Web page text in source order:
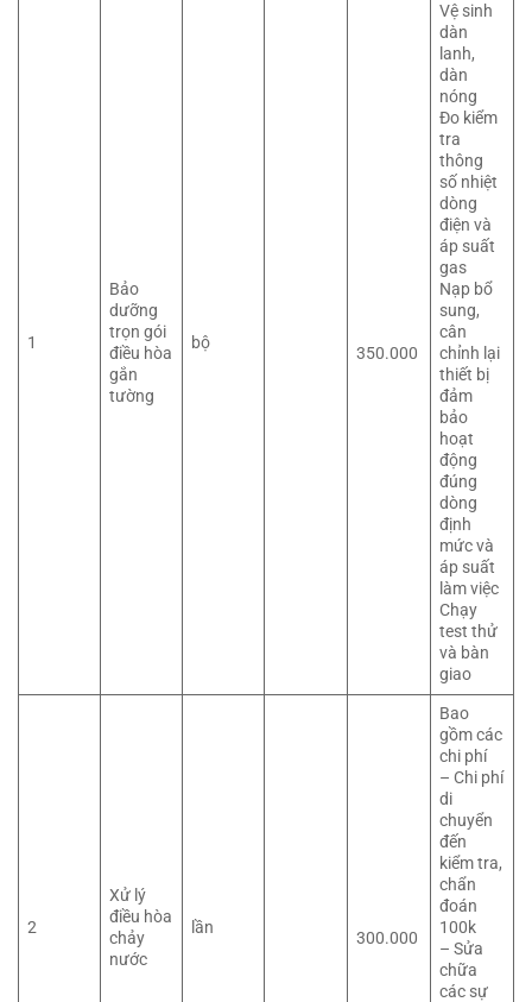
1
Bảo
dưỡng
trọn gói
điều hòa
gắn
tường
bộ
350.000
Vệ sinh
dàn
lanh,
dàn
nóng
Đo kiểm
tra
thông
số nhiệt
dòng
điện và
áp suất
gas
Nạp bổ
sung,
cân
chỉnh lại
thiết bị
đảm
bảo
hoạt
động
đúng
dòng
định
mức và
áp suất
làm việc
Chạy
test thử
và bàn
giao
2
Xử lý
điều hòa
chảy
nước
lần
300.000
Bao
gồm các
chi phí
– Chi phí
di
chuyển
đến
kiểm tra,
chẩn
đoán
100k
– Sửa
chữa
các sự